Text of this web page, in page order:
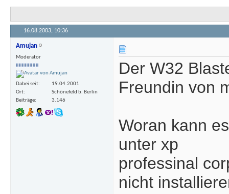
16.08.2003, 10:36
Amujan
Moderator
Dabei seit
19.04.2001
Ort
Schönefeld b. Berlin
Beiträge
3.146
Der W32
Freundin von
Woran kann
unter xp
professinal
nicht